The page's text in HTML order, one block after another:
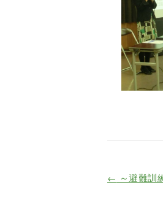
← ～避難訓